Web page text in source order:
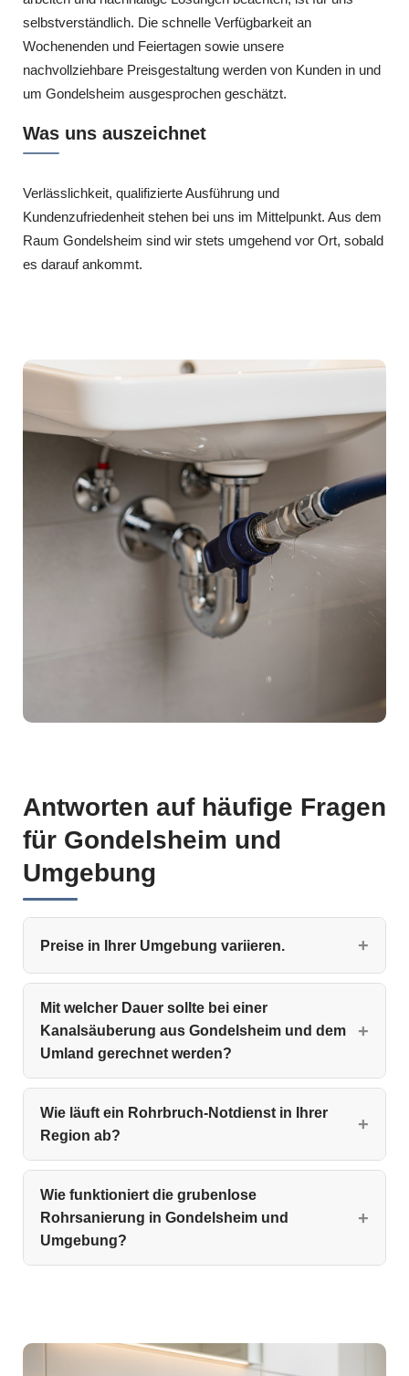
selbstverständlich. Die schnelle Verfügbarkeit an
Wochenenden und Feiertagen sowie unsere
nachvollziehbare Preisgestaltung werden von Kunden in und
um Gondelsheim ausgesprochen geschätzt.
Was uns auszeichnet
Verlässlichkeit, qualifizierte Ausführung und
Kundenzufriedenheit stehen bei uns im Mittelpunkt. Aus dem
Raum Gondelsheim sind wir stets umgehend vor Ort, sobald
es darauf ankommt.
Antworten auf häufige Fragen
für Gondelsheim und
Umgebung
Preise in Ihrer Umgebung variieren.
Mit welcher Dauer sollte bei einer
Kanalsäuberung aus Gondelsheim und dem
Umland gerechnet werden?
Wie läuft ein Rohrbruch-Notdienst in Ihrer
Region ab?
Wie funktioniert die grubenlose
Rohrsanierung in Gondelsheim und
Umgebung?